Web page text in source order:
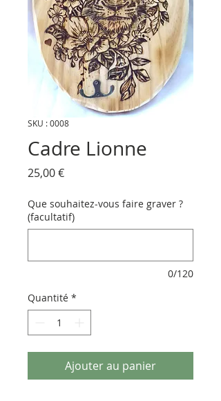
SKU : 0008
Cadre Lionne
25,00 €Prix
Que souhaitez-vous faire graver ?
(facultatif)
0/120
Quantité *
Ajouter au panier